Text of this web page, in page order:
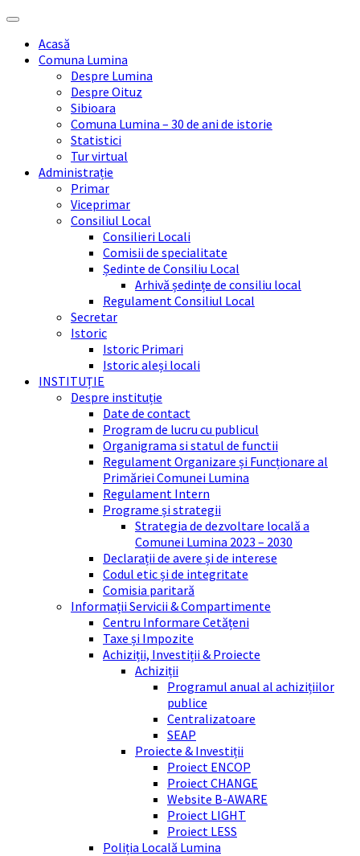
Skip
content
Skip
sidebar
Skip
right
sidebar
Skip
footerAcasă
Comuna Lumina
Despre Lumina
Despre Oituz
Sibioara
Comuna Lumina – 30 de ani de istorie
Statistici
Tur virtual
Administrație
Primar
Viceprimar
Consiliul Local
Consilieri Locali
Comisii de specialitate
Ședinte de Consiliu Local
Arhivă ședințe de consiliu local
Regulament Consiliul Local
Secretar
Istoric
Istoric Primari
Istoric aleși locali
INSTITUȚIE
Despre instituție
Date de contact
Program de lucru cu publicul
Organigrama si statul de functii
Regulament Organizare și Funcționare al
Primăriei Comunei Lumina
Regulament Intern
Programe și strategii
Strategia de dezvoltare locală a
Comunei Lumina 2023 – 2030
Declarații de avere și de interese
Codul etic și de integritate
Comisia paritară
Informații Servicii & Compartimente
Centru Informare Cetățeni
Taxe și Impozite
Achiziții, Investiții & Proiecte
Achiziții
Programul anual al achizițiilor
publice
Centralizatoare
SEAP
Proiecte & Investiții
Proiect ENCOP
Proiect CHANGE
Website B-AWARE
Proiect LIGHT
Proiect LESS
Poliția Locală Lumina